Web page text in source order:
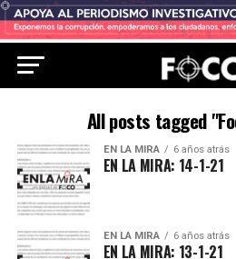
All posts tagged
EN LA MIRA 6 años atrás
EN LA MIRA: 14-1-21
EN LA MIRA 6 años atrás
EN LA MIRA: 13-1-21